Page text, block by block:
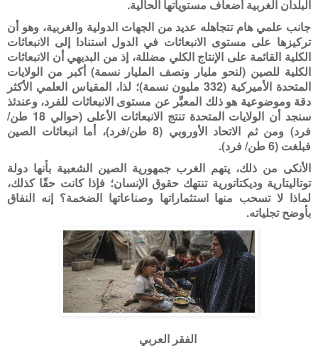
البلدان الغربية أضعاف مستوياتها الحالية.
جانب علمي هام تتجاهله عديد من الجهات الدولية والغربية، وهو أن
تركيزها على مستوى الانبعاثات في الدول استنادا إلى الانبعاثات
الكلية القائمة على الإنتاج الكلي مضللة، إذ من البديهي أن الانبعاثات
الكلية للصين (لنحو مليار ونصف المليار نسمة) أكبر من الولايات
المتحدة الأميركية (332 مليون نسمة)؛ لذا، المقياس العلمي الأكثر
دقة وموضوعية هو ذلك المعبِّر عن مستوى الانبعاثات للفرد، وعندئذ
سنجد أن الولايات المتحدة تنتج الانبعاثات الأعلى (حوالي 18 طن/
فرد) ومن ثم الاتحاد الأوروبي (8 طن/فرد)، أما انبعاثات الصين
فبلغت (6 طن/ فرد).
الأنكى من ذلك، يتهم الغرب جمهورية الصين الشعبية بأنها دولة
توتاليتارية وديكتاتورية تنتهك حقوق الإنسان؛ فإذا كانت حقًا كذلك،
لماذا لا تسحب منها استثماراتها وصناعاتها الضخمة؟ إنه النفاق
بأوضح تجلياته.
الفقر العربي